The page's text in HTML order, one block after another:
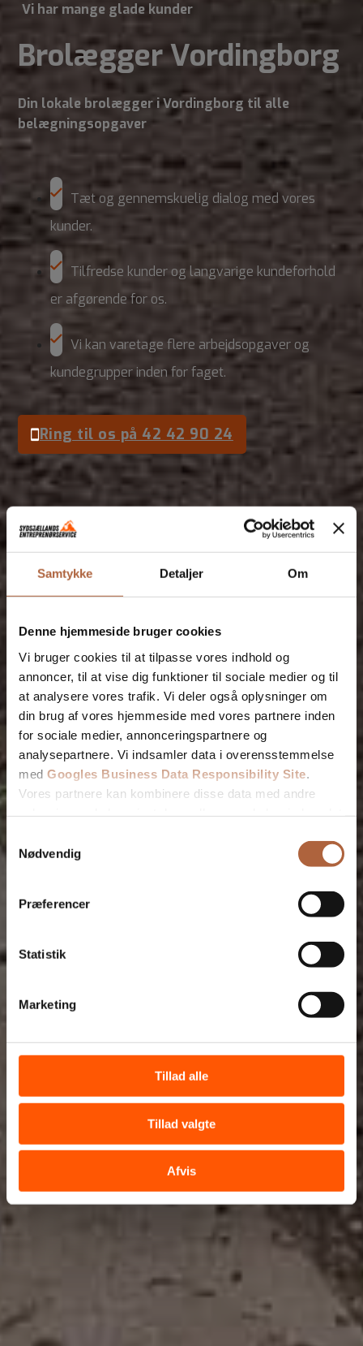
Samtykke Detaljer Om
Denne hjemmeside bruger cookies
Vi bruger cookies til at tilpasse vores indhold og
annoncer, til at vise dig funktioner til sociale medier og til
at analysere vores trafik. Vi deler også oplysninger om
din brug af vores hjemmeside med vores partnere inden
for sociale medier, annonceringspartnere og
analysepartnere. Vi indsamler data i overensstemmelse
med Googles Business Data Responsibility Site
Vores partnere kan kombinere disse data med andre
Nødvendig
Præferencer
Statistik
Marketing
Tillad alle
Tillad valgte
Afvis
Vi har mange glade kunder
Brolægger Vordingborg
Din lokale brolægger i Vordingborg til alle
belægningsopgaver
Tæt og gennemskuelig dialog med vores
kunder.
Tilfredse kunder og langvarige kundeforhold
er afgørende for os.
Vi kan varetage flere arbejdsopgaver og
kundegrupper inden for faget.
Ring til os på 42 42 90 24
Lad os høre om dit næste
projekt
Udfyld kontaktformularen eller ring os op.
Bliv kontaktet